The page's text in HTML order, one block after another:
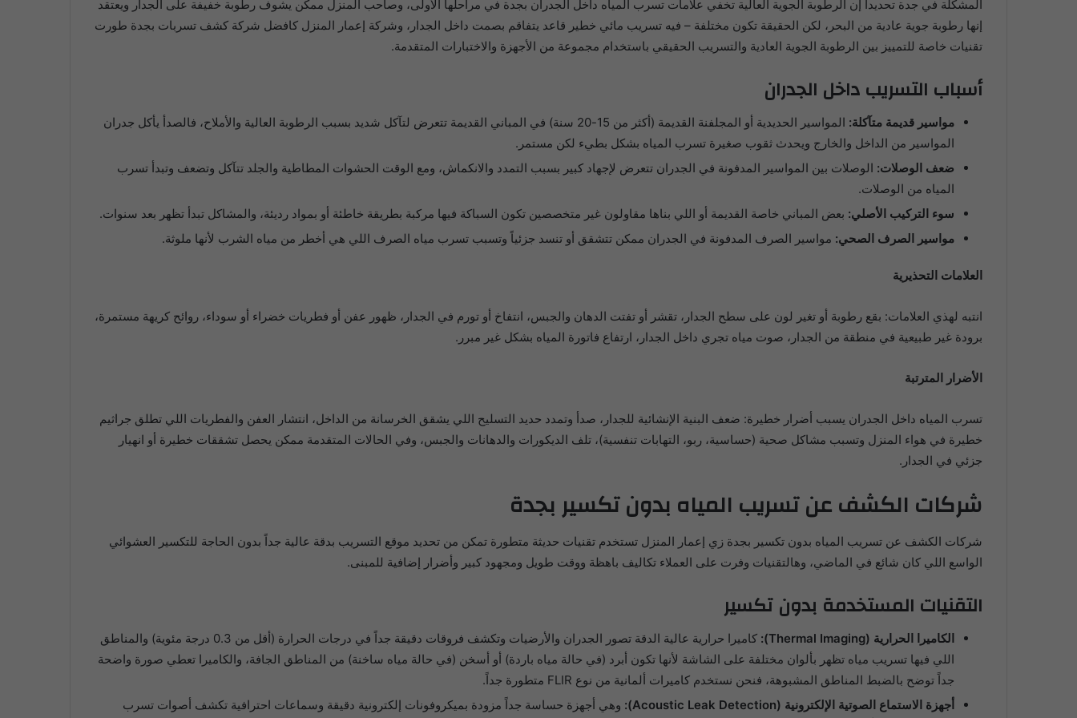
المشكلة في جدة تحديداً إن الرطوبة الجوية العالية تخفي علامات تسرب المياه داخل الجدران بجدة في مراحلها الأولى، وصاحب المنزل ممكن يشوف رطوبة خفيفة على الجدار ويعتقد
إنها رطوبة جوية عادية من البحر، لكن الحقيقة تكون مختلفة – فيه تسريب مائي خطير قاعد يتفاقم بصمت داخل الجدار، وشركة إعمار المنزل كافضل شركة كشف تسربات بجدة طورت
تقنيات خاصة للتمييز بين الرطوبة الجوية العادية والتسريب الحقيقي باستخدام مجموعة من الأجهزة والاختبارات المتقدمة.
أسباب التسريب داخل الجدران
مواسير قديمة متآكلة:
المواسير الحديدية أو المجلفنة القديمة (أكثر من 15-20 سنة) في المباني القديمة تتعرض لتآكل شديد بسبب الرطوبة العالية والأملاح، فالصدأ يأكل جدران
المواسير من الداخل والخارج ويحدث ثقوب صغيرة تسرب المياه بشكل بطيء لكن مستمر.
ضعف الوصلات: الوصلات بين المواسير المدفونة في الجدران تتعرض لإجهاد كبير بسبب التمدد والانكماش، ومع الوقت الحشوات المطاطية والجلد تتآكل وتضعف وتبدأ تسرب
المياه من الوصلات.
سوء التركيب الأصلي: بعض المباني خاصة القديمة أو اللي بناها مقاولون غير متخصصين تكون السباكة فيها مركبة بطريقة خاطئة أو بمواد رديئة، والمشاكل تبدأ تظهر بعد سنوات.
مواسير الصرف الصحي: مواسير الصرف المدفونة في الجدران ممكن تتشقق أو تنسد جزئياً وتسبب تسرب مياه الصرف اللي هي أخطر من مياه الشرب لأنها ملوثة.
العلامات التحذيرية
انتبه لهذي العلامات: بقع رطوبة أو تغير لون على سطح الجدار، تقشر أو تفتت الدهان والجبس، انتفاخ أو تورم في الجدار، ظهور عفن أو فطريات خضراء أو سوداء، روائح كريهة مستمرة،
برودة غير طبيعية في منطقة من الجدار، صوت مياه تجري داخل الجدار، ارتفاع فاتورة المياه بشكل غير مبرر.
الأضرار المترتبة
تسرب المياه داخل الجدران يسبب أضرار خطيرة: ضعف البنية الإنشائية للجدار، صدأ وتمدد حديد التسليح اللي يشقق الخرسانة من الداخل، انتشار العفن والفطريات اللي تطلق جراثيم
خطيرة في هواء المنزل وتسبب مشاكل صحية (حساسية، ربو، التهابات تنفسية)، تلف الديكورات والدهانات والجبس، وفي الحالات المتقدمة ممكن يحصل تشققات خطيرة أو انهيار
جزئي في الجدار.
شركات الكشف عن تسريب المياه بدون تكسير بجدة
شركات الكشف عن تسريب المياه بدون تكسير بجدة زي إعمار المنزل تستخدم تقنيات حديثة متطورة تمكن من تحديد موقع التسريب بدقة عالية جداً بدون الحاجة للتكسير العشوائي
الواسع اللي كان شائع في الماضي، وهالتقنيات وفرت على العملاء تكاليف باهظة ووقت طويل ومجهود كبير وأضرار إضافية للمبنى.
التقنيات المستخدمة بدون تكسير
الكاميرا الحرارية (Thermal Imaging):
كاميرا حرارية عالية الدقة تصور الجدران والأرضيات وتكشف فروقات دقيقة جداً في درجات الحرارة (أقل من 0.3 درجة مئوية) والمناطق
اللي فيها تسريب مياه تظهر بألوان مختلفة على الشاشة لأنها تكون أبرد (في حالة مياه باردة) أو أسخن (في حالة مياه ساخنة) من المناطق الجافة، والكاميرا تعطي صورة واضحة
جداً توضح بالضبط المناطق المشبوهة، فنحن نستخدم كاميرات ألمانية من نوع FLIR متطورة جداً.
أجهزة الاستماع الصوتية الإلكترونية (Acoustic Leak Detection):
وهي أجهزة حساسة جداً مزودة بميكروفونات إلكترونية دقيقة وسماعات احترافية تكشف أصوات تسرب